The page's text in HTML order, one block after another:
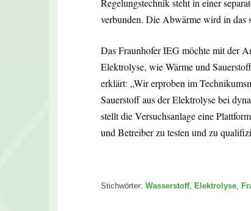
Regelungstechnik steht in einer
verbunden. Die Abwärme wird in das
Das Fraunhofer IEG möchte mit der
Elektrolyse, wie Wärme und
erklärt: „Wir erproben im
Sauerstoff aus der Elektrolyse bei
stellt die Versuchsanlage eine
und Betreiber zu testen und zu
Stichwörter: Wasserstoff, Elektrolyse